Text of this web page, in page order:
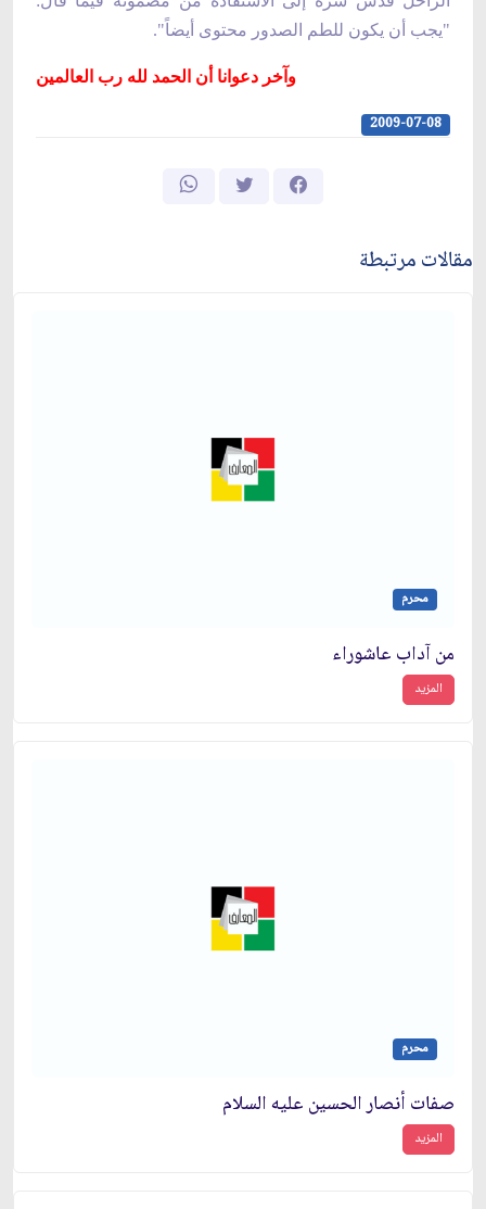
"يجب أن يكون للطم الصدور محتوى أيضاً".
وآخر دعوانا أن الحمد لله رب العالمين
2009-07-08
مقالات مرتبطة
محرم
من آداب عاشوراء
المزيد
محرم
صفات أنصار الحسين عليه السلام
المزيد